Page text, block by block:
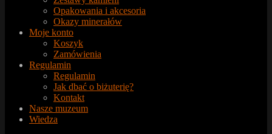
Opakowania i akcesoria
Okazy minerałów
Moje konto
Koszyk
Zamówienia
Regulamin
Regulamin
Jak dbać o biżuterię?
Kontakt
Nasze muzeum
Wiedza